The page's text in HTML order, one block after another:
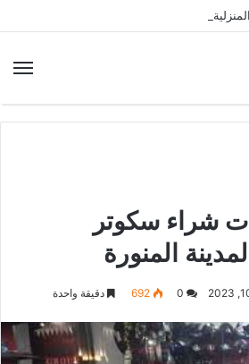
محلات شراء سكوتر
المنورة
692 دقيقة واحدة